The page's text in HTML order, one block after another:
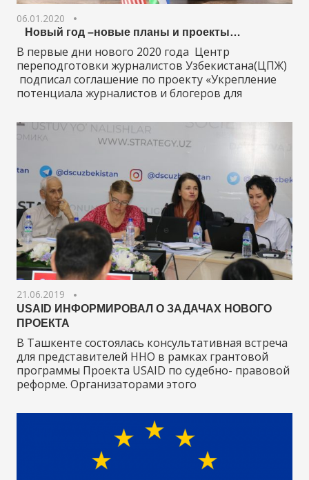
06.01.2020
Новый год –новые планы и проекты…
В первые дни нового 2020 года Центр
переподготовки журналистов Узбекистана(ЦПЖ)
подписал соглашение по проекту «Укрепление
потенциала журналистов и блогеров для
21.06.2019
USAID ИНФОРМИРОВАЛ О ЗАДАЧАХ НОВОГО
ПРОЕКТА
В Ташкенте состоялась консультативная встреча
для представителей ННО в рамках грантовой
программы Проекта USAID по судебно- правовой
реформе. Организаторами этого